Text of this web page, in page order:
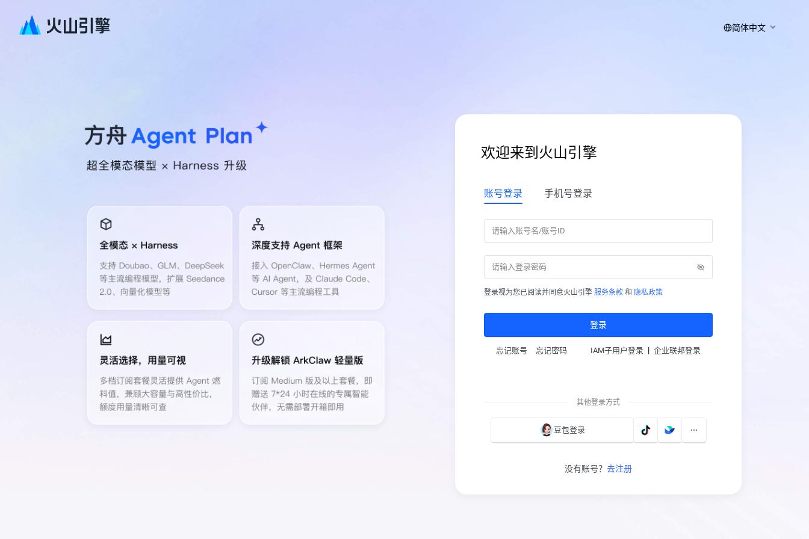
简体中文
欢迎来到火山引擎
账号登录 手机号登录
登录视为您已阅读并同意火山引擎 服务条款 和 隐私政策
登录
忘记账号 忘记密码 IAM子用户登录 | 企业联邦登录
其他登录方式
豆包登录
没有账号？ 去注册